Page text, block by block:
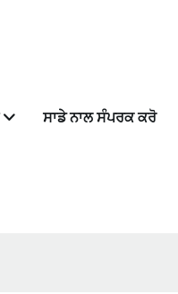
ਸਾਡੇ ਨਾਲ ਸੰਪਰਕ ਕਰੋ